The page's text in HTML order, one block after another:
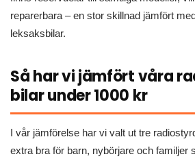
reparerbara – en stor skillnad jämfört
leksaksbilar.
Så har vi jämfört våra
bilar under 1000 kr
I vår jämförelse har vi valt ut tre
extra bra för barn, nybörjare och familjer